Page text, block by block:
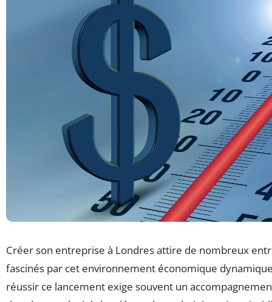
Créer son entreprise à Londres attire de nombreux
fascinés par cet environnement économique
réussir ce lancement exige souvent un